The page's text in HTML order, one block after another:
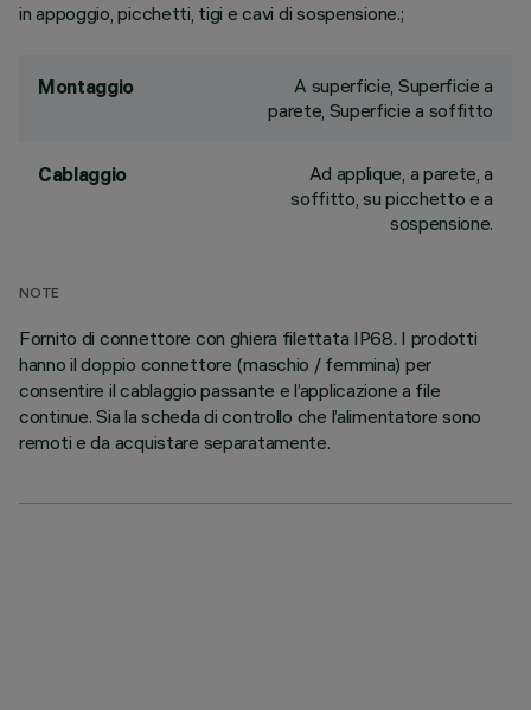
in appoggio, picchetti, tigi e cavi di sospensione.;
Montaggio
A superficie, Superficie a
parete, Superficie a soffitto
Cablaggio
Ad applique, a parete, a
soffitto, su picchetto e a
sospensione.
NOTE
Fornito di connettore con ghiera filettata IP68. I prodotti
hanno il doppio connettore (maschio / femmina) per
consentire il cablaggio passante e l’applicazione a file
continue. Sia la scheda di controllo che l’alimentatore sono
remoti e da acquistare separatamente.